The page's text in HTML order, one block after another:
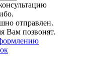
отправлен.
Вам позвонят.